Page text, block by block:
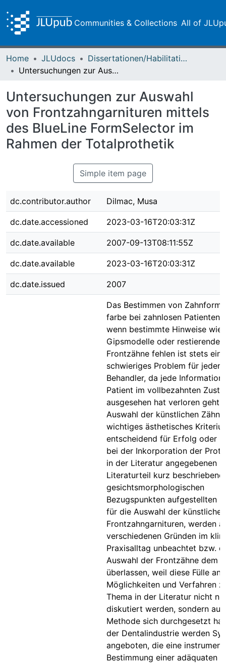
Communities & Collections All of
Home JLUdocs
Dissertationen/Habilitationen
Untersuchungen zur Auswahl von Frontzahngarnituren mittels des BlueLine FormSelector im Rahmen der Totalprothetik
Untersuchungen zur Auswahl
von Frontzahngarnituren mittels
des BlueLine FormSelector im
Rahmen der Totalprothetik
Simple item page
dc.contributor.author Dilmac, Musa
dc.date.accessioned 2023-03-16T20:03:31Z
dc.date.available 2007-09-13T08:11:55Z
dc.date.available 2023-03-16T20:03:31Z
dc.date.issued 2007
Das Bestimmen von Zahnform
farbe bei zahnlosen Patienten,
wenn bestimmte Hinweise wie
Gipsmodelle oder restierende
Frontzähne fehlen ist stets ein
schwieriges Problem für jeden
Behandler, da jede
Patient im vollbezahnten
ausgesehen hat verloren geht.
Auswahl der künstlichen
wichtiges ästhetisches
entscheidend für Erfolg oder
bei der Inkorporation der
in der Literatur angegebenen
Literaturteil kurz
gesichtsmorphologischen
Bezugspunkten aufgestellten
für die Auswahl der künstlichen
Frontzahngarnituren, werden
verschiedenen Gründen im
Praxisalltag unbeachtet bzw.
Auswahl der Frontzähne dem
überlassen, weil diese Fülle an
Möglichkeiten und Verfahren
Thema in der Literatur nicht
diskutiert werden, sondern
Methode sich durchgesetzt
der Dentalindustrie werden
angeboten, die eine
Bestimmung einer adäquaten